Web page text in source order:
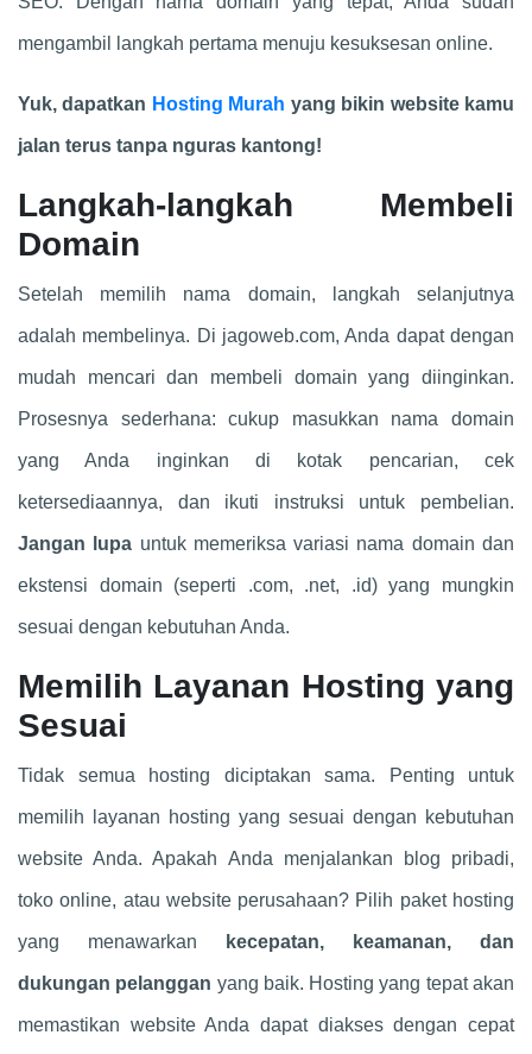
mengambil langkah pertama menuju kesuksesan online.
Yuk, dapatkan Hosting Murah yang bikin website kamu
jalan terus tanpa nguras kantong!
Langkah-langkah Membeli
Domain
Setelah memilih nama domain, langkah selanjutnya
adalah membelinya. Di jagoweb.com, Anda dapat dengan
mudah mencari dan membeli domain yang diinginkan.
Prosesnya sederhana: cukup masukkan nama domain
yang Anda inginkan di kotak pencarian, cek
ketersediaannya, dan ikuti instruksi untuk pembelian.
Jangan lupa untuk memeriksa variasi nama domain dan
ekstensi domain (seperti .com, .net, .id) yang mungkin
sesuai dengan kebutuhan Anda.
Memilih Layanan Hosting yang
Sesuai
Tidak semua hosting diciptakan sama. Penting untuk
memilih layanan hosting yang sesuai dengan kebutuhan
website Anda. Apakah Anda menjalankan blog pribadi,
toko online, atau website perusahaan? Pilih paket hosting
yang menawarkan kecepatan, keamanan, dan
dukungan pelanggan yang baik. Hosting yang tepat akan
memastikan website Anda dapat diakses dengan cepat